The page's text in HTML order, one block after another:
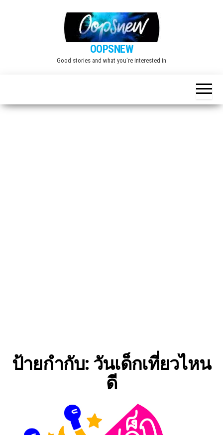
OOPSNEW
Good stories and what you're interested in
ป้ายกำกับ: วันเด็กเที่ยวไหน
ดี